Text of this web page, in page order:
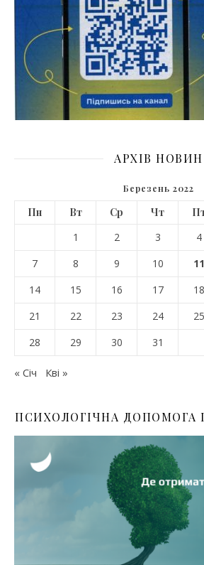
АРХІВ НОВИН
Березень 2022
Пн Вт Ср Чт
1
2 3 4
7
8 9 10 11
14
15 16 17 18
21
22 23 24 25
28
29 30 31
« Січ Кві »
ПСИХОЛОГІЧНА ДОПОМОГА